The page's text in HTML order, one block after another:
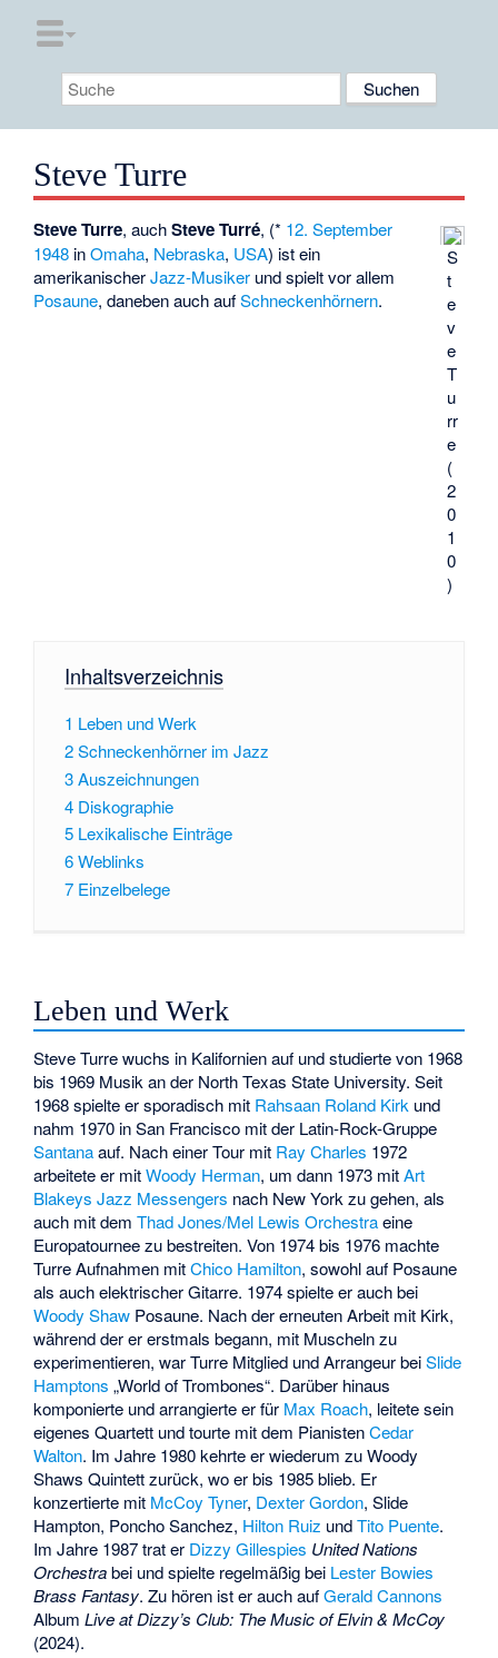
Steve Turre
S
t
e
v
e
T
u
rr
e
(
2
0
1
0
)
Steve Turre, auchSteve Turré, (* 12. September
1948 inOmaha, Nebraska, USA) ist ein
amerikanischerJazz-Musiker und spielt vor allem
Posaune, daneben auch aufSchneckenhörnern.
Inhaltsverzeichnis
1 Leben und Werk
2Schneckenhörner im Jazz
3Auszeichnungen
4 Diskographie
5 Lexikalische Einträge
6Weblinks
7 Einzelbelege
Leben und Werk
Steve Turre wuchs in Kalifornien auf und studierte von 1968
bis 1969 Musik an der North Texas State University. Seit
1968 spielte er sporadisch mit Rahsaan Roland Kirk und
nahm 1970 in San Francisco mit der Latin-Rock-Gruppe
Santanaauf. Nach einer Tour mit Ray Charles 1972
arbeitete er mitWoody Herman, um dann 1973 mitArt
Blakeys Jazz Messengers nach New York zu gehen, als
auch mit demThad Jones/Mel Lewis Orchestraeine
Europatournee zu bestreiten. Von 1974 bis 1976 machte
Turre Aufnahmen mitChico Hamilton, sowohl auf Posaune
als auch elektrischer Gitarre. 1974 spielte er auch bei
Woody Shaw Posaune. Nach der erneuten Arbeit mit Kirk,
während der er erstmals begann, mit Muscheln zu
experimentieren, war Turre Mitglied und Arrangeur beiSlide
Hamptons „World of Trombones“. Darüber hinaus
komponierte und arrangierte er für Max Roach, leitete sein
eigenes Quartett und tourte mit dem PianistenCedar
Walton. Im Jahre 1980 kehrte er wiederum zu Woody
Shaws Quintett zurück, wo er bis 1985 blieb. Er
konzertierte mit McCoy Tyner, Dexter Gordon, Slide
Hampton, Poncho Sanchez, Hilton Ruiz undTito Puente.
Im Jahre 1987 trat er Dizzy Gillespies United Nations
Orchestrabei und spielte regelmäßig bei Lester Bowies
Brass Fantasy. Zu hören ist er auch aufGerald Cannons
AlbumLive at Dizzy’s Club: The Music of Elvin & McCoy
(2024).